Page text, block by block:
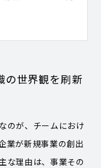
の世界観を刷新
のが、チームにおけ
業が新規事業の創出
な理由は、事業その